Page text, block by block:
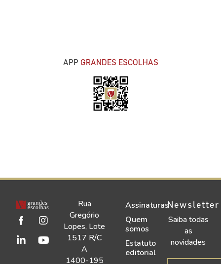
APP GRANDES ESCOLHAS
Rua
Gregório
Lopes, Lote
1517 R/C
A
1400-195
Assinaturas
Quem
somos
Estatuto
editorial
Newsletter
Saiba todas
as
novidades